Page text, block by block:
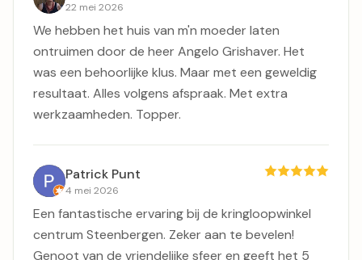
22 mei 2026
We hebben het huis van m'n moeder laten
ontruimen door de heer Angelo Grishaver. Het
was een behoorlijke klus. Maar met een geweldig
resultaat. Alles volgens afspraak. Met extra
werkzaamheden. Topper.
Patrick Punt
4 mei 2026
Een fantastische ervaring bij de kringloopwinkel
centrum Steenbergen. Zeker aan te bevelen!
Genoot van de vriendelijke sfeer en geeft het 5